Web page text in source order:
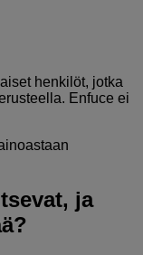
henkilöt, jotka
Enfuce ei
ja